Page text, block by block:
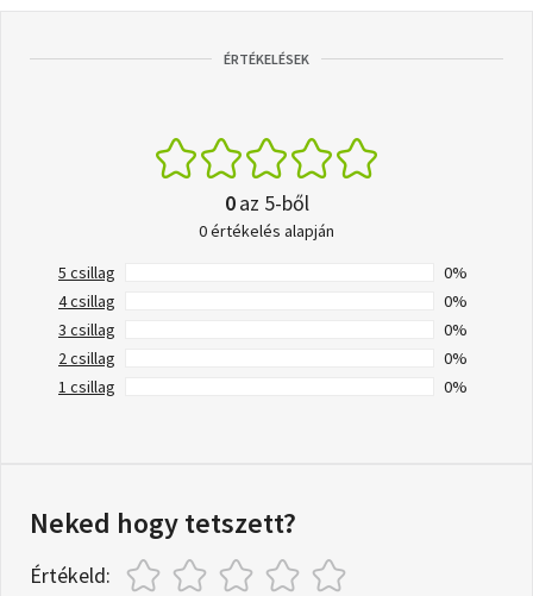
ÉRTÉKELÉSEK
0az 5-ből
0 értékelés alapján
5 csillag
0%
4 csillag
0%
3 csillag
0%
2 csillag
0%
1 csillag
0%
Neked hogy tetszett?
Értékeld: